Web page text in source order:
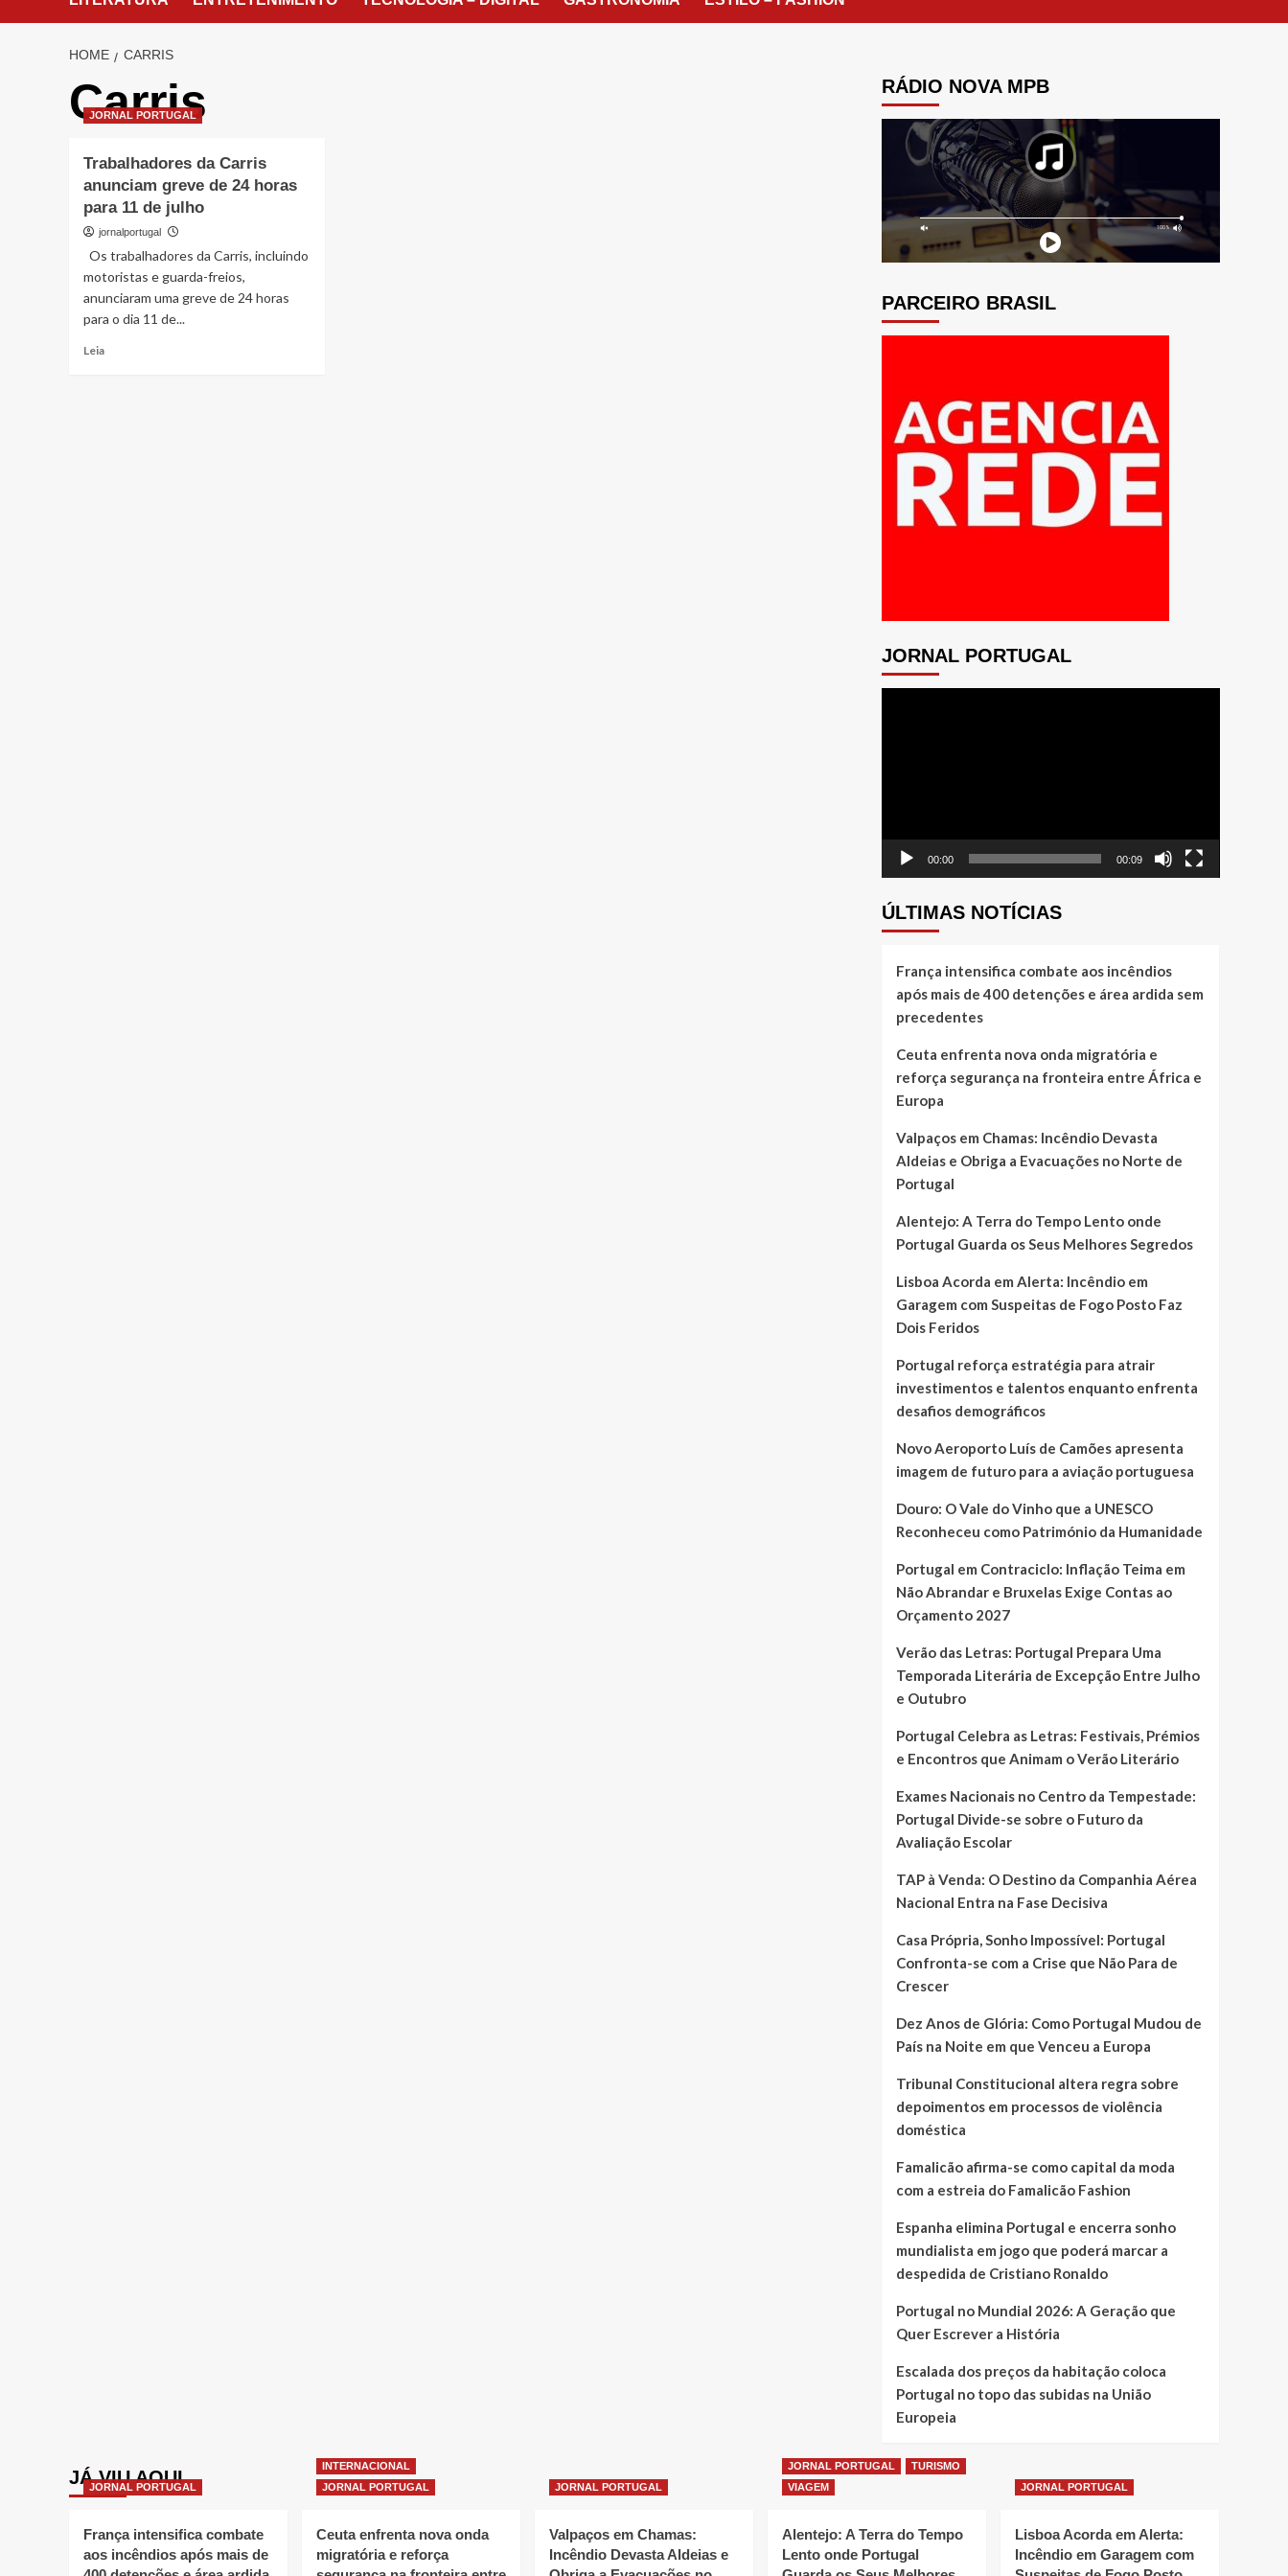
HOME CARRIS
Carris
JORNAL PORTUGAL
Trabalhadores da Carris
anunciam greve de 24 horas
para 11 de julho
jornalportugal
Os trabalhadores da Carris, incluindo
motoristas e guarda-freios,
anunciaram uma greve de 24 horas
para o dia 11 de...
LeiaRead
RÁDIO NOVA MPB
PARCEIRO BRASIL
JORNAL PORTUGAL
00:00 00:09
ÚLTIMAS NOTÍCIAS
França intensifica combate aos incêndios
após mais de 400 detenções e área ardida sem
precedentes
Ceuta enfrenta nova onda migratória e
reforça segurança na fronteira entre África e
Europa
Valpaços em Chamas: Incêndio Devasta
Aldeias e Obriga a Evacuações no Norte de
Portugal
Alentejo: A Terra do Tempo Lento onde
Portugal Guarda os Seus Melhores Segredos
Lisboa Acorda em Alerta: Incêndio em
Garagem com Suspeitas de Fogo Posto Faz
Dois Feridos
Portugal reforça estratégia para atrair
investimentos e talentos enquanto enfrenta
desafios demográficos
Novo Aeroporto Luís de Camões apresenta
imagem de futuro para a aviação portuguesa
Douro: O Vale do Vinho que a UNESCO
Reconheceu como Património da Humanidade
Portugal em Contraciclo: Inflação Teima em
Não Abrandar e Bruxelas Exige Contas ao
Orçamento 2027
Verão das Letras: Portugal Prepara Uma
Temporada Literária de Excepção Entre Julho
e Outubro
Portugal Celebra as Letras: Festivais, Prémios
e Encontros que Animam o Verão Literário
Exames Nacionais no Centro da Tempestade:
Portugal Divide-se sobre o Futuro da
Avaliação Escolar
TAP à Venda: O Destino da Companhia Aérea
Nacional Entra na Fase Decisiva
Casa Própria, Sonho Impossível: Portugal
Confronta-se com a Crise que Não Para de
Crescer
Dez Anos de Glória: Como Portugal Mudou de
País na Noite em que Venceu a Europa
Tribunal Constitucional altera regra sobre
depoimentos em processos de violência
doméstica
Famalicão afirma-se como capital da moda
com a estreia do Famalicão Fashion
Espanha elimina Portugal e encerra sonho
mundialista em jogo que poderá marcar a
despedida de Cristiano Ronaldo
Portugal no Mundial 2026: A Geração que
Quer Escrever a História
Escalada dos preços da habitação coloca
Portugal no topo das subidas na União
Europeia
JÁ VIU AQUI
JORNAL PORTUGAL
França intensifica combate
aos incêndios após mais de
INTERNACIONAL
JORNAL PORTUGAL
Ceuta enfrenta nova onda
migratória e reforça
JORNAL PORTUGAL
Valpaços em Chamas:
Incêndio Devasta Aldeias e
JORNAL PORTUGAL
TURISMO
VIAGEM
Alentejo: A Terra do Tempo
Lento onde Portugal
JORNAL PORTUGAL
Lisboa Acorda em Alerta:
Incêndio em Garagem com